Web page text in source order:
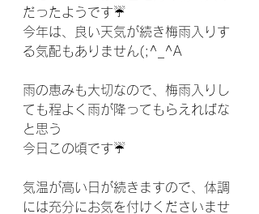
だったようです☔
今年は、良い天気が続き梅雨入りす
る気配もありません(;^_^A
雨の恵みも大切なので、梅雨入りし
ても程よく雨が降ってもらえればな
と思う
今日この頃です☔
気温が高い日が続きますので、体調
には充分にお気を付けくださいませ